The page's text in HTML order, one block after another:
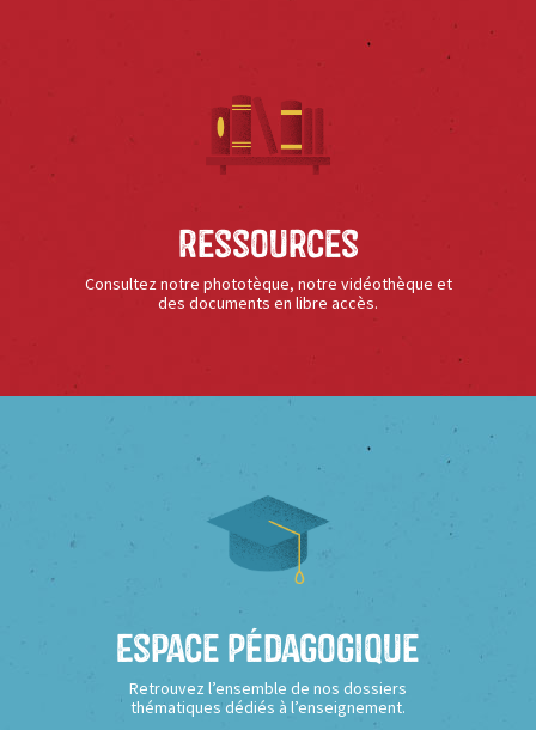
Ressources
Consultez notre phototèque, notre vidéothèque et
des documents en libre accès.
Espace Pédagogique
Retrouvez l’ensemble de nos dossiers
thématiques dédiés à l’enseignement.